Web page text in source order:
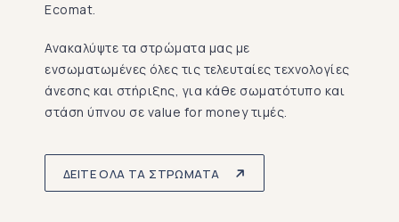
Ecomat.
Ανακαλύψτε τα στρώματα μας με
ενσωματωμένες όλες τις τελευταίες τεχνολογίες
άνεσης και στήριξης, για κάθε σωματότυπο και
στάση ύπνου σε value for money τιμές.
ΔΕΙΤΕ ΟΛΑ ΤΑ ΣΤΡΩΜΑΤΑ